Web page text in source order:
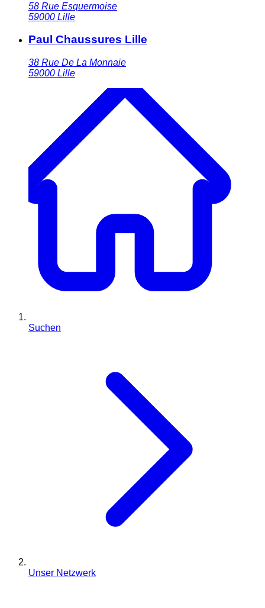
58 Rue Esquermoise
59000 Lille
Paul Chaussures Lille
38 Rue De La Monnaie
59000 Lille
Suchen
Unser Netzwerk